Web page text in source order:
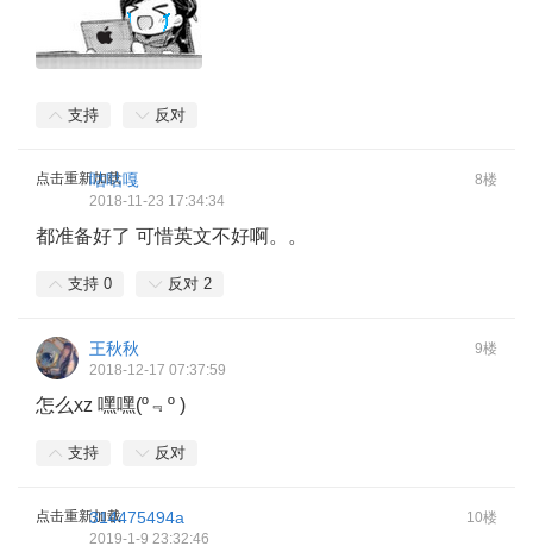
支持 反对
点击重新加载 8楼
咕咕嘎
2018-11-23 17:34:34
都准备好了 可惜英文不好啊。。
支持 0 反对 2
9楼
王秋秋
2018-12-17 07:37:59
怎么xz 嘿嘿(º﹃º )
支持 反对
点击重新加载 10楼
314475494a
2019-1-9 23:32:46